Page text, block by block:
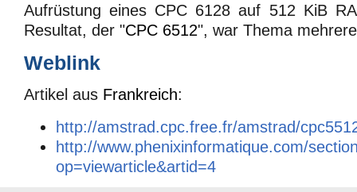
Aufrüstung eines CPC 6128 auf 512 KiB
Resultat, der "CPC 6512", war Thema
Weblink
Artikel aus Frankreich:
http://amstrad.cpc.free.fr/amstrad/
http://www.phenixinformatique.com/
op=viewarticle&artid=4